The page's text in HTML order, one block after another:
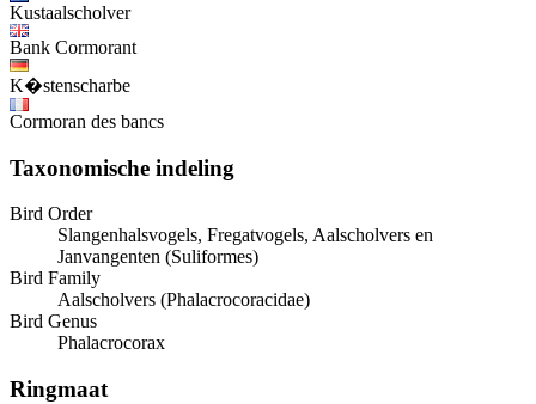
Kustaalscholver
Bank Cormorant
K�stenscharbe
Cormoran des bancs
Taxonomische indeling
Bird Order
Slangenhalsvogels, Fregatvogels, Aalscholvers en
Janvangenten (Suliformes)
Bird Family
Aalscholvers (Phalacrocoracidae)
Bird Genus
Phalacrocorax
Ringmaat